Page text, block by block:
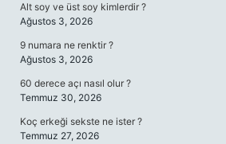
Alt soy ve üst soy kimlerdir ?
Ağustos 3, 2026
9 numara ne renktir ?
Ağustos 3, 2026
60 derece açı nasıl olur ?
Temmuz 30, 2026
Koç erkeği sekste ne ister ?
Temmuz 27, 2026